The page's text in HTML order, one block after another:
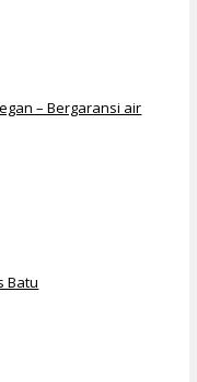
– Bergaransi air
Batu